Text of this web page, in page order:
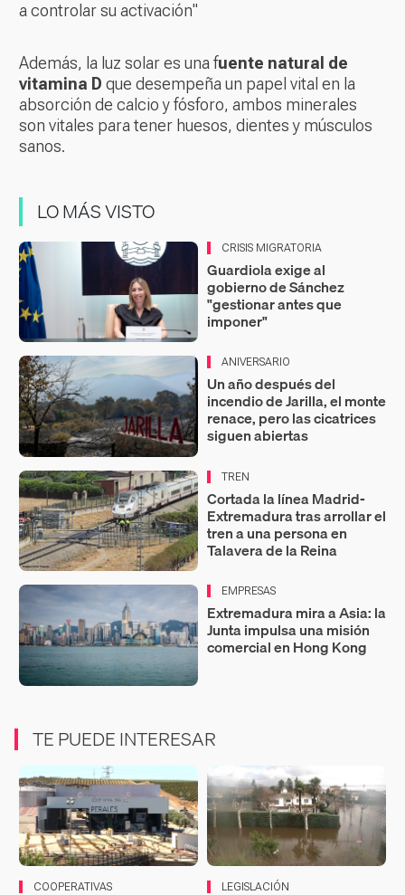
a controlar su activación"
Además, la luz solar es una fuente natural de
vitamina D que desempeña un papel vital en la
absorción de calcio y fósforo, ambos minerales
son vitales para tener huesos, dientes y músculos
sanos.
LO MÁS VISTO
CRISIS MIGRATORIA
Guardiola exige al
gobierno de Sánchez
"gestionar antes que
imponer"
ANIVERSARIO
Un año después del
incendio de Jarilla, el monte
renace, pero las cicatrices
siguen abiertas
TREN
Cortada la línea Madrid-
Extremadura tras arrollar el
tren a una persona en
Talavera de la Reina
EMPRESAS
Extremadura mira a Asia: la
Junta impulsa una misión
comercial en Hong Kong
TE PUEDE INTERESAR
COOPERATIVAS LEGISLACIÓN